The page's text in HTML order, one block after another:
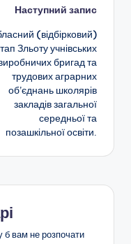
и
т
и
с
я
Наступний запис
(відбірковий)
Зльоту учнівських
бригад та
трудових аграрних
об’єднань школярів
закладів загальної
середньої та
позашкільної освіти.
вам не розпочати